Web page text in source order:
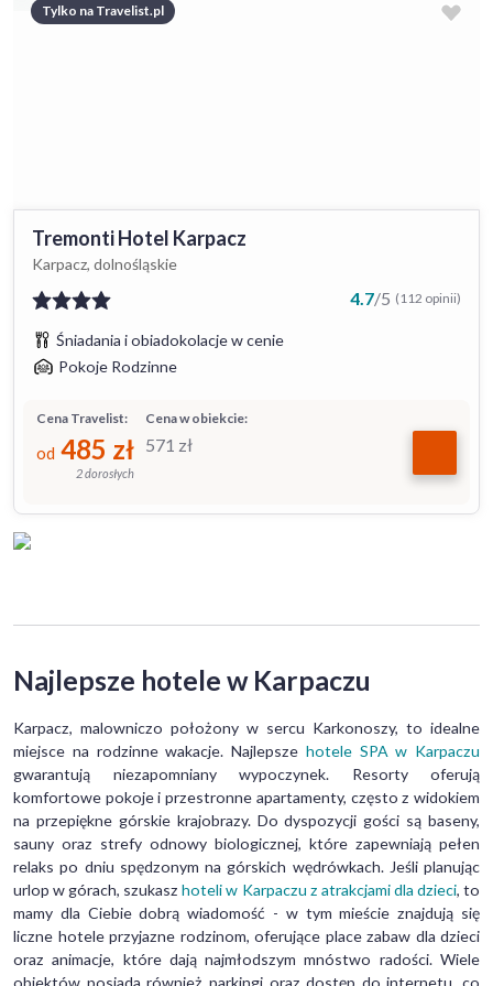
Tylko na Travelist.pl
Tremonti Hotel Karpacz
Karpacz, dolnośląskie
4.7/5 (112 opinii)
Śniadania i obiadokolacje w cenie
Pokoje Rodzinne
Cena w obiekcie:
571 zł
Cena Travelist:
od 485 zł
2 dorosłych
Najlepsze hotele w Karpaczu
Karpacz, malowniczo położony w sercu Karkonoszy, to idealne
miejsce na rodzinne wakacje. Najlepsze hotele SPA w Karpaczu
gwarantują niezapomniany wypoczynek. Resorty oferują
komfortowe pokoje i przestronne apartamenty, często z widokiem
na przepiękne górskie krajobrazy. Do dyspozycji gości są baseny,
sauny oraz strefy odnowy biologicznej, które zapewniają pełen
relaks po dniu spędzonym na górskich wędrówkach. Jeśli planując
urlop w górach, szukaszhoteli w Karpaczu z atrakcjami dla dzieci, to
mamy dla Ciebie dobrą wiadomość - w tym mieście znajdują się
liczne hotele przyjazne rodzinom, oferujące place zabaw dla dzieci
oraz animacje, które dają najmłodszym mnóstwo radości. Wiele
obiektów posiada również parkingi oraz dostęp do internetu, co